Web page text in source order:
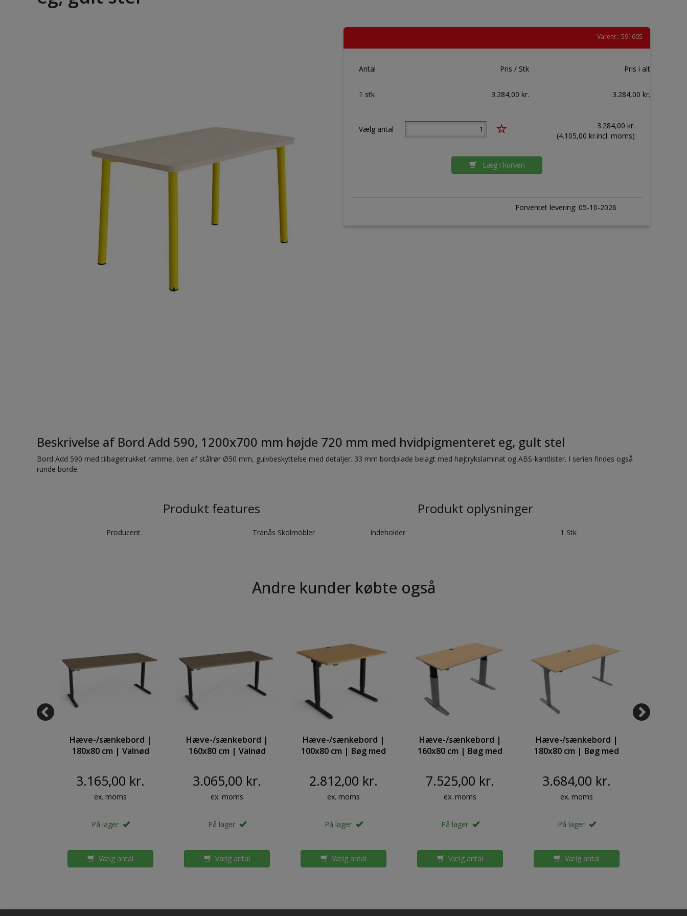
Varenr.: 591605
Antal Pris / Stk Pris i alt
1 stk 3.284,00 kr. 3.284,00 kr.
Vælg antal 3.284,00 kr.
(4.105,00 kr.incl. moms)
Læg i kurven
Forventet levering: 05-10-2026
Beskrivelse af Bord Add 590, 1200x700 mm højde 720 mm med hvidpigmenteret eg, gult stel
Bord Add 590 med tilbagetrukket ramme, ben af stålrør Ø50 mm, gulvbeskyttelse med detaljer. 33 mm bordplade belagt med højtrykslaminat og ABS-kantlister. I serien findes også
runde borde.
Produkt features
Producent Tranås Skolmöbler
Produkt oplysninger
Indeholder 1 Stk
Andre kunder købte også
Hæve-/sænkebord |
180x80 cm | Valnød
3.165,00 kr.
ex. moms
På lager
Vælg antal
Hæve-/sænkebord |
160x80 cm | Valnød
3.065,00 kr.
ex. moms
På lager
Vælg antal
Hæve-/sænkebord |
100x80 cm | Bøg med
2.812,00 kr.
ex. moms
På lager
Vælg antal
Hæve-/sænkebord |
160x80 cm | Bøg med
7.525,00 kr.
ex. moms
På lager
Vælg antal
Hæve-/sænkebord |
180x80 cm | Bøg med
3.684,00 kr.
ex. moms
På lager
Vælg antal